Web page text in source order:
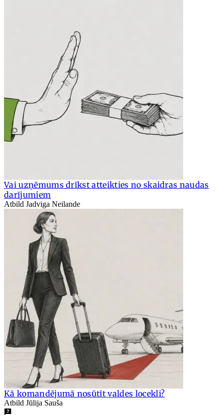
Vai uzņēmums drīkst atteikties no skaidras naudas
darījumiem
Atbild Jadviga Neilande
Kā komandējumā nosūtīt valdes locekli?
Atbild Jūlija Sauša